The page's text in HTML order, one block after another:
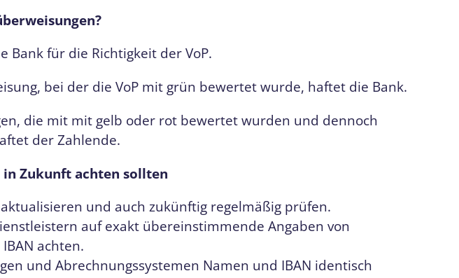
Bank für die Richtigkeit der VoP.
bei der die VoP mit grün bewertet wurde, haftet die Bank.
die mit mit gelb oder rot bewertet wurden und dennoch
der Zahlende.
Zukunft achten sollten
und auch zukünftig regelmäßig prüfen.
auf exakt übereinstimmende Angaben von
achten.
und Abrechnungssystemen Namen und IBAN identisch